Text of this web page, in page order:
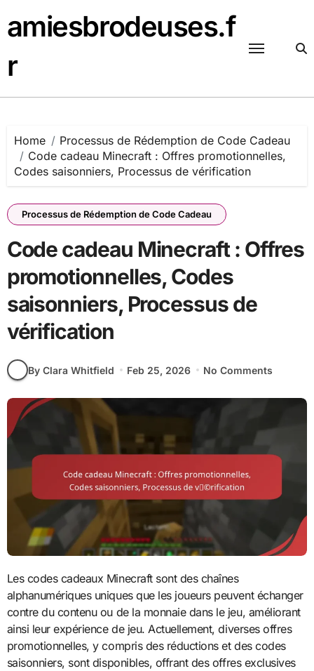
to
content
amiesbrodeuses.f
r
Home
Processus de Rédemption de Code Cadeau
Code cadeau Minecraft : Offres promotionnelles,
Codes saisonniers, Processus de vérification
Processus de Rédemption de Code Cadeau
Code cadeau Minecraft : Offres
promotionnelles, Codes
saisonniers, Processus de
vérification
By Clara Whitfield Feb 25, 2026 No Comments
Les codes cadeaux Minecraft sont des chaînes
alphanumériques uniques que les joueurs peuvent échanger
contre du contenu ou de la monnaie dans le jeu, améliorant
ainsi leur expérience de jeu. Actuellement, diverses offres
promotionnelles, y compris des réductions et des codes
saisonniers, sont disponibles, offrant des offres exclusives